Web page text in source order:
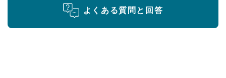
よくある質問と回答